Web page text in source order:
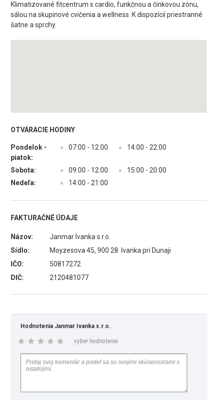
Klimatizované fitcentrum s cardio, funkčnou a činkovou zónu,
sálou na skupinové cvičenia a wellness. K dispozícií priestranné
šatne a sprchy.
OTVÁRACIE HODINY
Pondelok -
piatok:
● 07:00 - 12:00 ● 14:00 - 22:00
Sobota: ● 09:00 - 12:00 ●
15:00 - 20:00
Nedeľa:
● 14:00 - 21:00
FAKTURAČNÉ ÚDAJE
Názov:
Janmar Ivanka s.r.o.
Sídlo:
Moyzesova 45, 900 28 Ivanka pri Dunaji
IČO:
50817272
DIČ:
2120481077
Hodnotenia Janmar Ivanka s.r.o.
vyber hodnotenie